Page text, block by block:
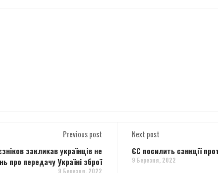
Previous post
закликав українців не
про передачу Україні зброї
9 Березня, 2022
Next post
ЄС посилить санкції
9 Березня, 2022